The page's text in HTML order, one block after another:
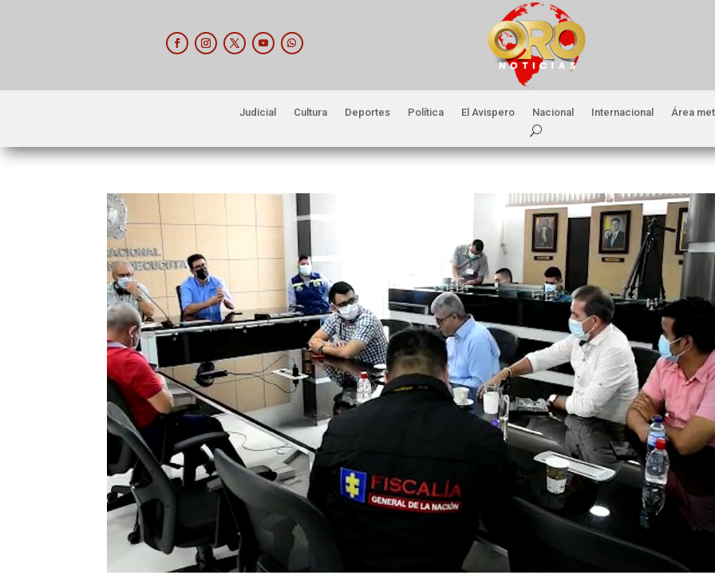
Judicial Cultura Deportes Política El Avispero Nacional Internacional Área